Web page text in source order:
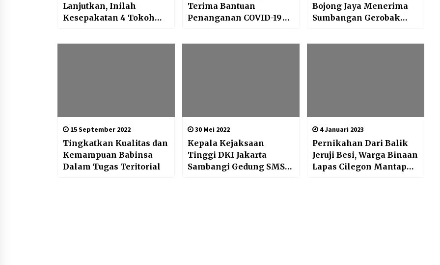
Lanjutkan, Inilah
Kesepakatan 4 Tokoh
Terima Bantuan
Penanganan COVID-19
Bojong Jaya Menerima
Sumbangan Gerobak
15 September 2022
Tingkatkan Kualitas dan
Kemampuan Babinsa
Dalam Tugas Teritorial
30 Mei 2022
Kepala Kejaksaan
Tinggi DKI Jakarta
Sambangi Gedung SMSI
4 Januari 2023
Pernikahan Dari Balik
Jeruji Besi, Warga Binaan
Lapas Cilegon Mantap